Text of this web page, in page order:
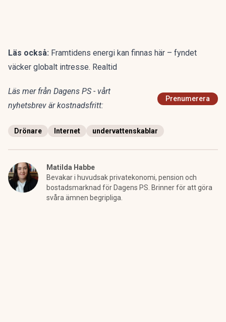
Läs också: Framtidens energi kan finnas här – fyndet
väcker globalt intresse. Realtid
Läs mer från Dagens PS - vårt
nyhetsbrev är kostnadsfritt:
Prenumerera
Drönare Internet undervattenskablar
Matilda Habbe
Bevakar i huvudsak privatekonomi, pension och
bostadsmarknad för Dagens PS. Brinner för att göra
svåra ämnen begripliga.